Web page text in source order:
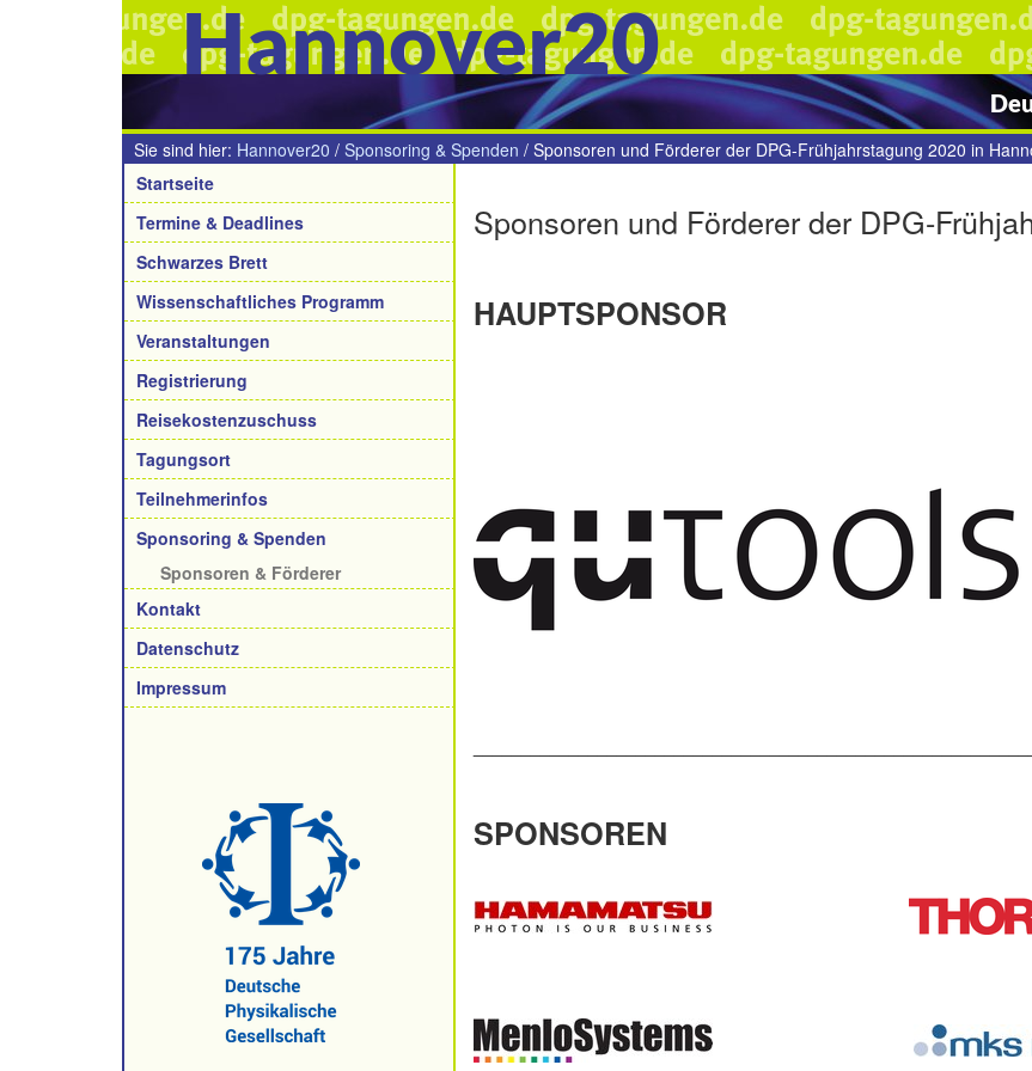
Hannover20
Sie sind hier: Hannover20 / Sponsoring & Spenden / Sponsoren und Förderer der DPG-Frühjahrstagung 2020 in
Navigation
Startseite
Termine & Deadlines
Schwarzes Brett
Wissenschaftliches Programm
Veranstaltungen
Registrierung
Reisekostenzuschuss
Tagungsort
Teilnehmerinfos
Sponsoring & Spenden
Sponsoren & Förderer
Kontakt
Datenschutz
Impressum
Sponsoren und Förderer der DPG-
HAUPTSPONSOR
SPONSOREN